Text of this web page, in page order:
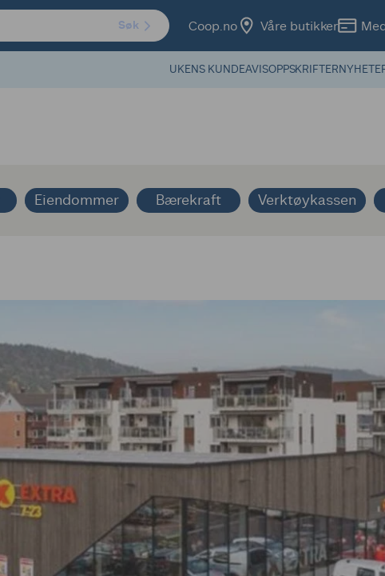
Søk Coop.no Våre butikker
UKENS KUNDEAVISOPPSKRIFTER
Eiendommer Bærekraft Verktøykassen